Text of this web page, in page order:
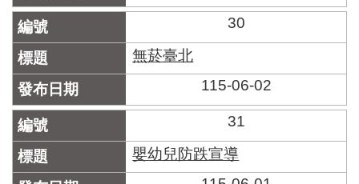
30
無菸臺北
115-06-02
31
嬰幼兒防跌宣導